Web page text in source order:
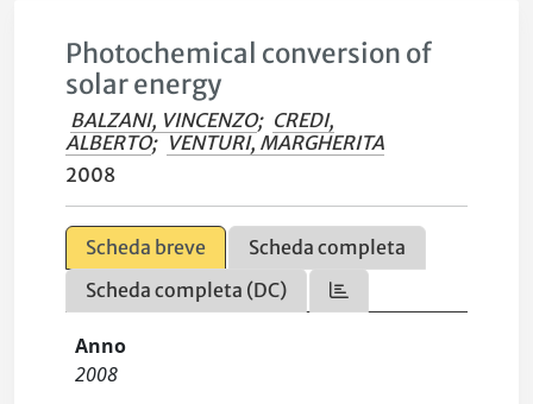
Photochemical conversion of
solar energy
BALZANI, VINCENZO; CREDI,
ALBERTO; VENTURI, MARGHERITA
2008
Scheda breve
Scheda completa
Scheda completa (DC)
Anno
2008